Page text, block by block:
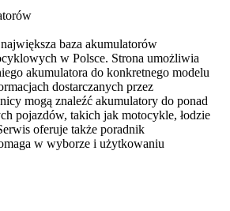
baza akumulatorów
w Polsce. Strona umożliwia
akumulatora do konkretnego modelu
dostarczanych przez
mogą znaleźć akumulatory do ponad
pojazdów, takich jak motocykle, łodzie
oferuje także poradnik
w wyborze i użytkowaniu